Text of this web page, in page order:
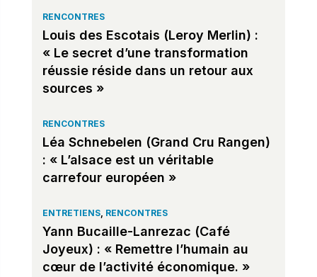
RENCONTRES
Louis des Escotais (Leroy Merlin) :
« Le secret d’une transformation
réussie réside dans un retour aux
sources »
RENCONTRES
Léa Schnebelen (Grand Cru Rangen)
: « L’alsace est un véritable
carrefour européen »
ENTRETIENS, RENCONTRES
Yann Bucaille-Lanrezac (Café
Joyeux) : « Remettre l’humain au
cœur de l’activité économique. »